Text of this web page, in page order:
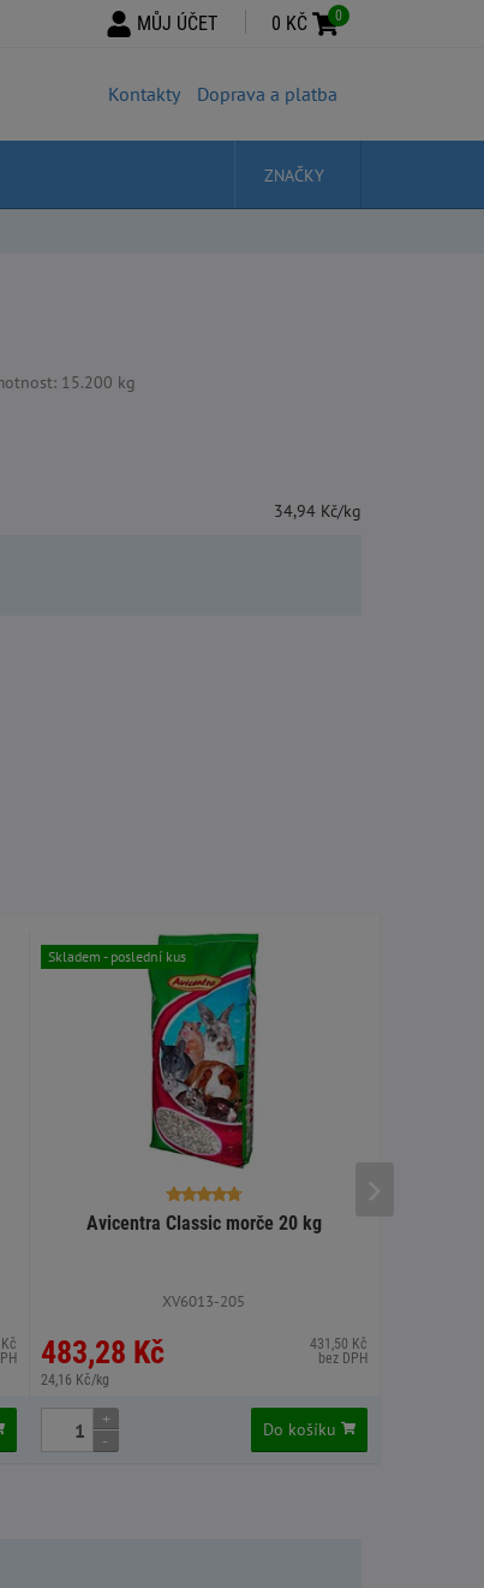
Kontakty Doprava a platba
ZNAČKY
15.200 kg
34,94 Kč/kg
Avicentra Classic morče 20 kg
XV6013-205
483,28 Kč
24,16 Kč/kg
431,50 Kč
bez DPH
Skladem - poslední kus
+
-
Do košíku
0 KČ 0
MŮJ ÚČET